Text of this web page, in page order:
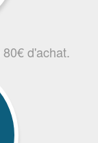
d'achat.